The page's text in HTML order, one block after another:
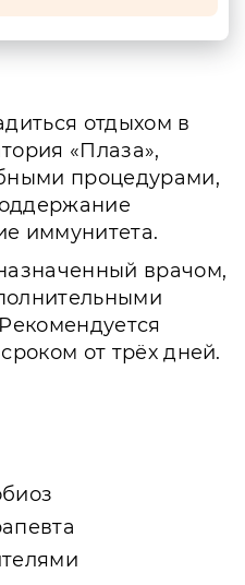
отдыхом в
«Плаза»,
процедурами,
иммунитета.
врачом,
от трёх дней.